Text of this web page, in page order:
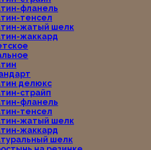
фланель
тенсел
жатый шелк
жаккард
делюкс
страйп
фланель
тенсел
жатый шелк
жаккард
шелк